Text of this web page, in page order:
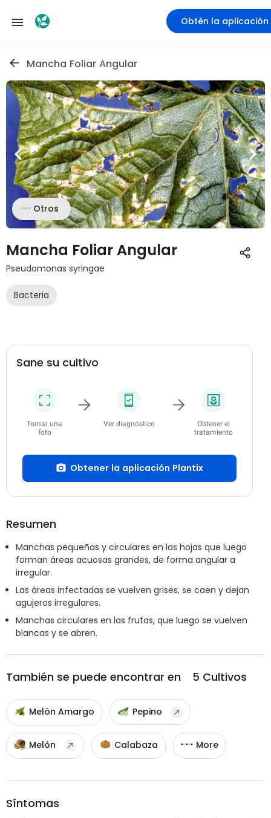
Obtén la aplicación
Mancha Foliar Angular
Otros
Mancha Foliar Angular
Pseudomonas syringae
Bacteria
Sane su cultivo
Tomar una
foto
Ver diagnóstico
Obtener el
tratamiento
Obtener la aplicación Plantix
Resumen
Manchas pequeñas y circulares en las hojas que luego
forman áreas acuosas grandes, de forma angular a
irregular.
Las áreas infectadas se vuelven grises, se caen y dejan
agujeros irregulares.
Manchas circulares en las frutas, que luego se vuelven
blancas y se abren.
También se puede encontrar en 5 Cultivos
Melón Amargo Pepino
Melón Calabaza More
Síntomas